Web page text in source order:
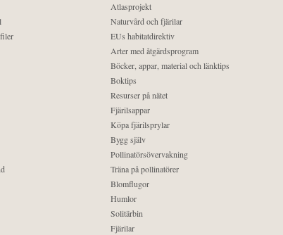
Atlasprojekt
Naturvård och fjärilar
EUs habitatdirektiv
Arter med åtgärdsprogram
Böcker, appar, material och länktips
Boktips
Resurser på nätet
Fjärilsappar
Köpa fjärilsprylar
Bygg själv
Pollinatörsövervakning
Träna på pollinatörer
Blomflugor
Humlor
Solitärbin
Fjärilar